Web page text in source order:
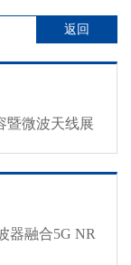
返回
暨微波天线展
器融合5G NR